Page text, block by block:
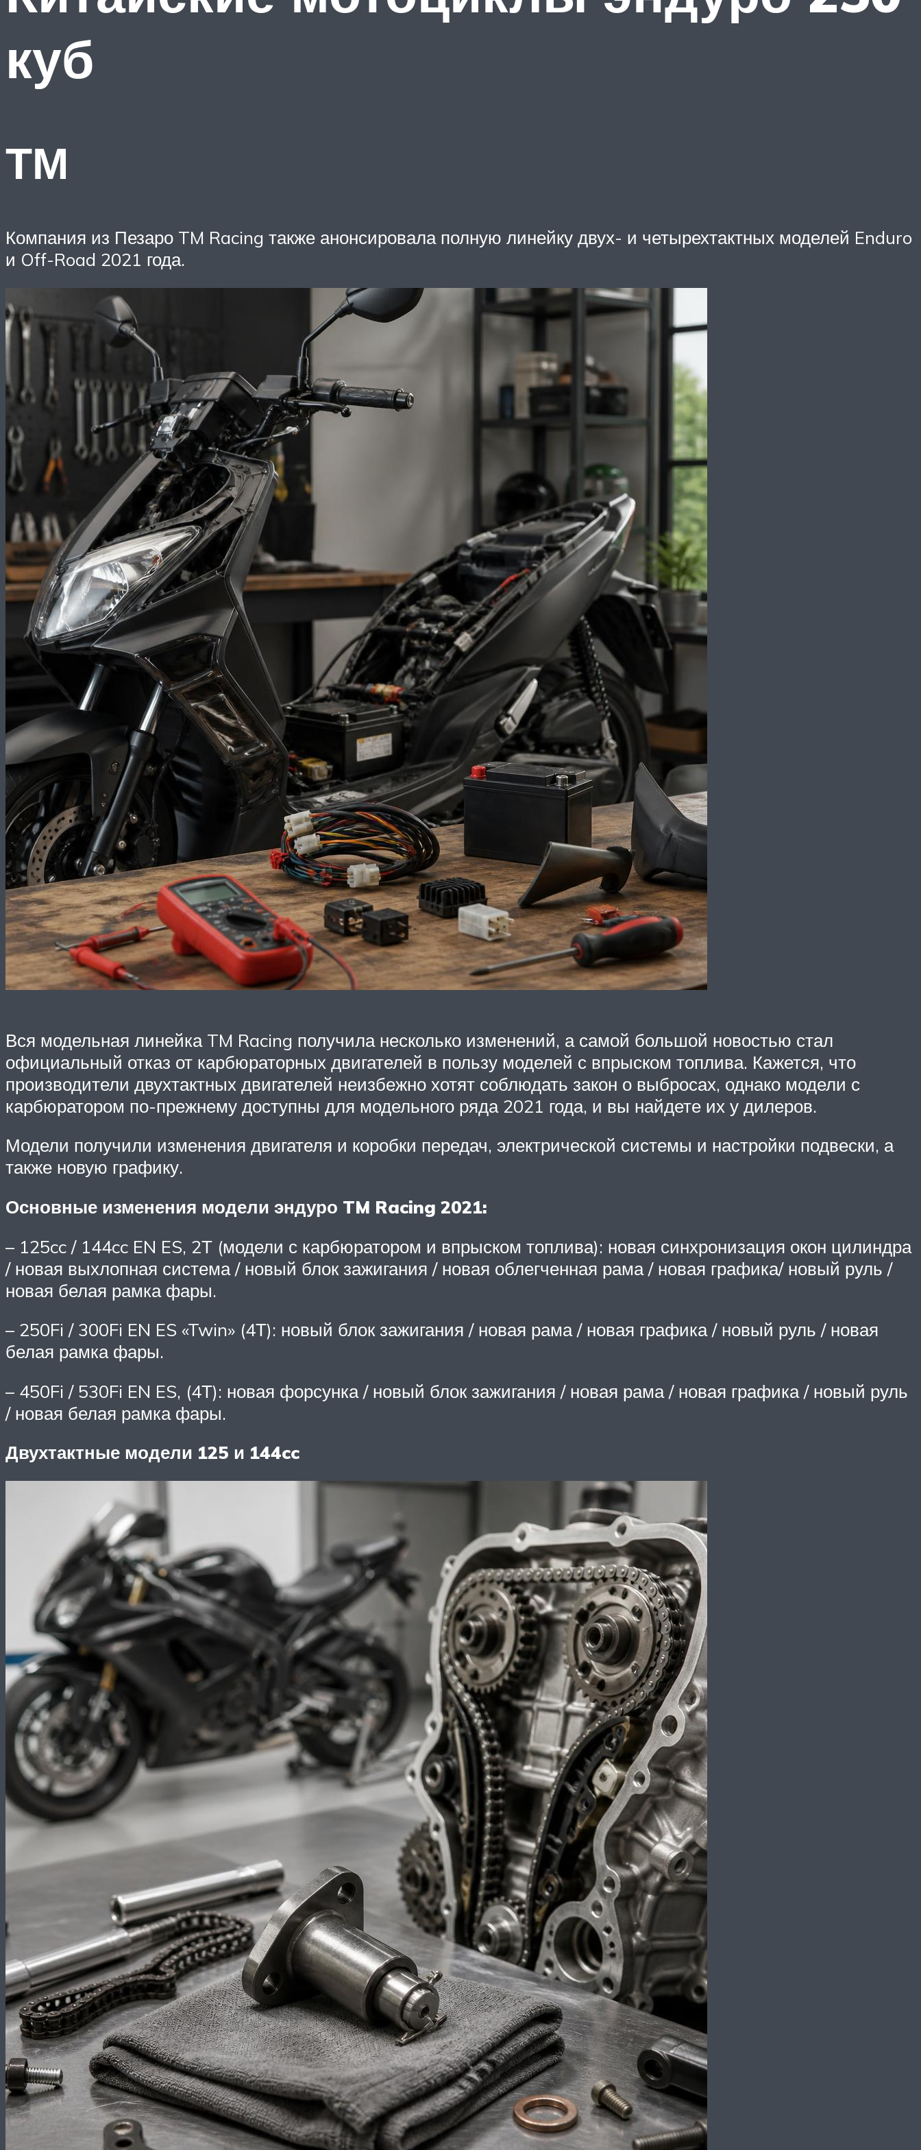
куб
ТМ
Компания из Пезаро TM Racing также анонсировала полную линейку двух- и четырехтактных моделей Enduro
и Off-Road 2021 года.
Вся модельная линейка TM Racing получила несколько изменений, а самой большой новостью стал
официальный отказ от карбюраторных двигателей в пользу моделей с впрыском топлива. Кажется, что
производители двухтактных двигателей неизбежно хотят соблюдать закон о выбросах, однако модели с
карбюратором по-прежнему доступны для модельного ряда 2021 года, и вы найдете их у дилеров.
Модели получили изменения двигателя и коробки передач, электрической системы и настройки подвески, а
также новую графику.
Основные изменения модели эндуро TM Racing 2021:
– 125cc / 144cc EN ES, 2Т (модели с карбюратором и впрыском топлива): новая синхронизация окон цилиндра
/ новая выхлопная система / новый блок зажигания / новая облегченная рама / новая графика/ новый руль /
новая белая рамка фары.
– 250Fi / 300Fi EN ES «Twin» (4Т): новый блок зажигания / новая рама / новая графика / новый руль / новая
белая рамка фары.
– 450Fi / 530Fi EN ES, (4Т): новая форсунка / новый блок зажигания / новая рама / новая графика / новый руль
/ новая белая рамка фары.
Двухтактные модели 125 и 144cc